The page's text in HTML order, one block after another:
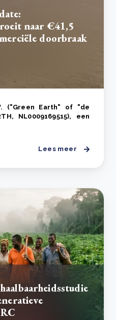
naar €41,5
doorbraak
("Green Earth" of "de
NL0009169515), een
Lees meer